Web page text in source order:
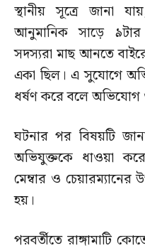
স্থানীয় সূত্রে জানা
আনুমানিক সাড়ে ৯টার
সদস্যরা মাছ আনতে
একা ছিল। এ সুযোগে
ধর্ষণ করে বলে অভিযোগ
ঘটনার পর বিষয়টি
অভিযুক্তকে ধাওয়া
মেম্বার ও
হয়।
পরবর্তীতে রাঙ্গামাটি